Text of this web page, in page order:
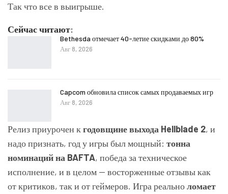
Так что все в выигрыше.
Сейчас читают:
Bethesda отмечает 40-летие скидками до 80%
Авг 8, 2026
Capcom обновила список самых продаваемых игр
Авг 8, 2026
Релиз приурочен к годовщине выхода Hellblade 2, и
надо признать, год у игры был мощный: тонна
номинаций на BAFTA, победа за техническое
исполнение, и в целом — восторженные отзывы как
от критиков, так и от геймеров. Игра реальноломает